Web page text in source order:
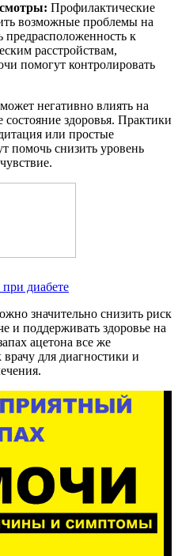
Профилактические
возможные проблемы на
предрасположенность к
расстройствам,
помогут контролировать
негативно влиять на
здоровья. Практики
или простые
помочь снизить уровень
диабете
значительно снизить риск
и поддерживать здоровье на
ацетона все же
врачу для диагностики и